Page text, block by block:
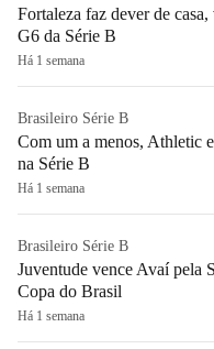
Fortaleza faz dever de
G6 da Série B
Há 1 semana
Brasileiro Série B
Com um a menos, Athletic
na Série B
Há 1 semana
Brasileiro Série B
Juventude vence Avaí pela
Copa do Brasil
Há 1 semana